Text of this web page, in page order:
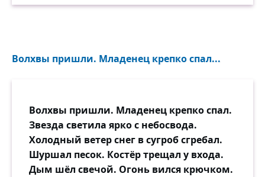
Волхвы пришли. Младенец крепко спал...
Волхвы пришли. Младенец крепко спал.
Звезда светила ярко с небосвода.
Холодный ветер снег в сугроб сгребал.
Шуршал песок. Костёр трещал у входа.
Дым шёл свечой. Огонь вился крючком.